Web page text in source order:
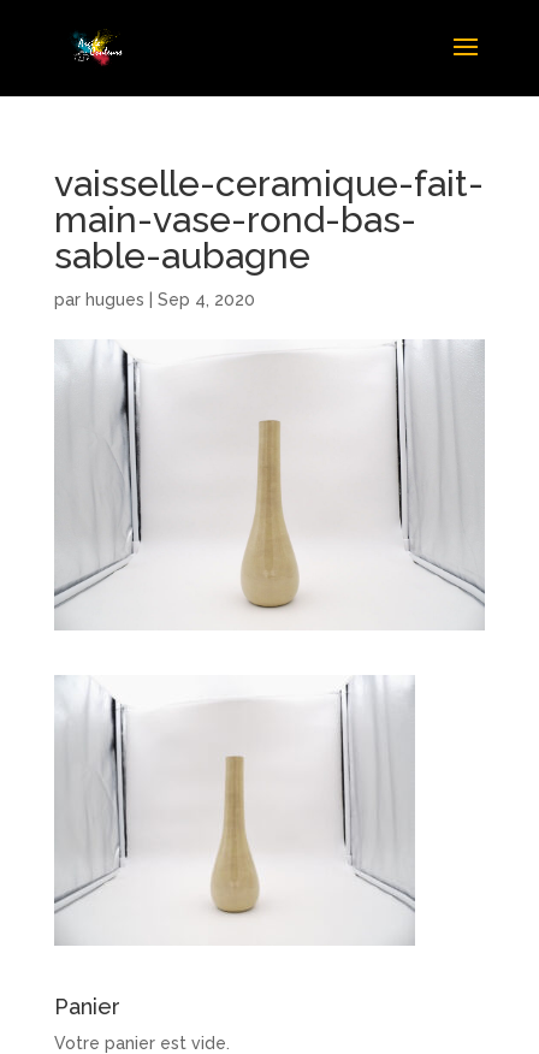
vaisselle-ceramique-fait-
main-vase-rond-bas-
sable-aubagne
par hugues Sep 4, 2020
Panier
Votre panier est vide.